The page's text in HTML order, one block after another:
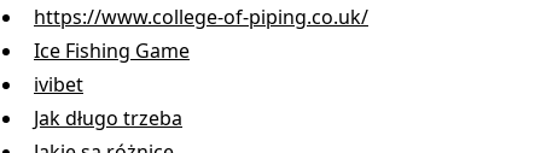
https://www.college-of-piping.co.uk/
Ice Fishing Game
ivibet
Jak długo trzeba